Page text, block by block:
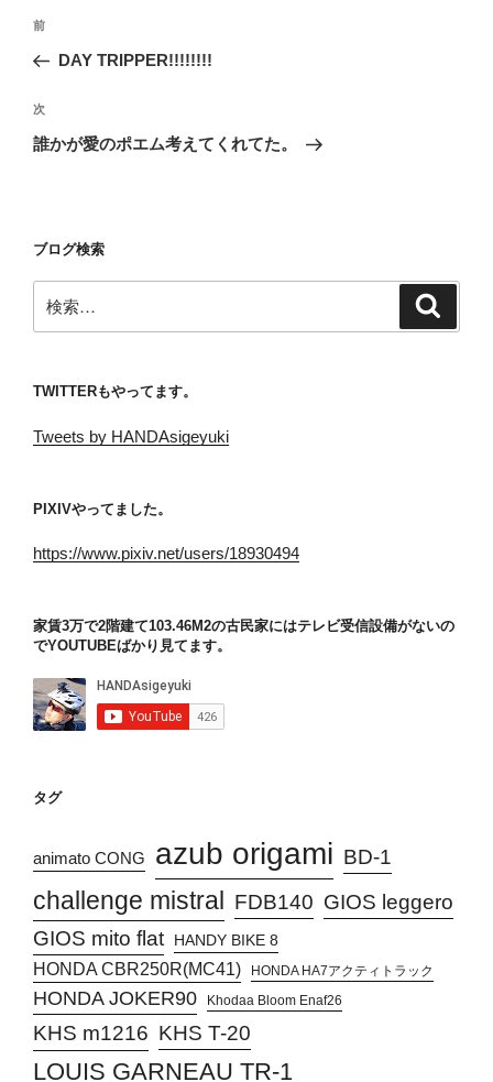
投
ナ
ビ
ゲ
ン
前
の
稿
前
DAY TRIPPER!!!!!!!!
次
の
次
誰かが愛のポエム考えてくれてた。
ブログ検索
索:
TWITTERもやってます。
Tweets by HANDAsigeyuki
PIXIVやってました。
https://www.pixiv.net/users/18930494
家賃3万で2階建て103.46M2の古民家にはテレビ受信設備がないの
でYOUTUBEばかり見てます。
タグ
animato CONG azub origami BD-1
challenge mistral FDB140 GIOS leggero
GIOS mito flat
HANDY BIKE 8
HONDA CBR250R(MC41) HONDA HA7アクティトラック
HONDA JOKER90 Khodaa Bloom Enaf26
KHS m1216 KHS T-20
LOUIS GARNEAU TR-1